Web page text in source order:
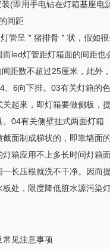
(即用手电钻在灯箱基座
间距
管呈＂猪排骨＂状，假如
led灯管距灯箱面的间距
距数不超过25厘米，此
6向下排。03有关灯箱的
起來，即灯箱要做侧板
04有关侧壁挂式两面灯箱
面制成梯状的，即靠墙
箱应用不上多长时间灯箱
长压根就洗不干净。因
处，限度降低脏水源污染灯
常见注意事项